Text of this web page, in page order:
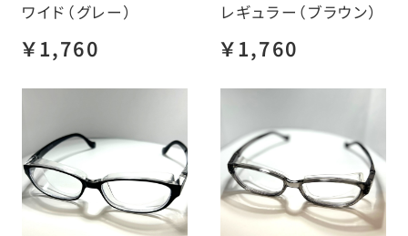
ワイド（グレー）
￥1,760
レギュラー（ブラウン）
￥1,760